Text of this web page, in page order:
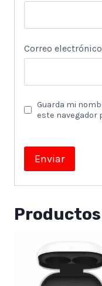
Correo electrónico
Guarda mi
este navegador